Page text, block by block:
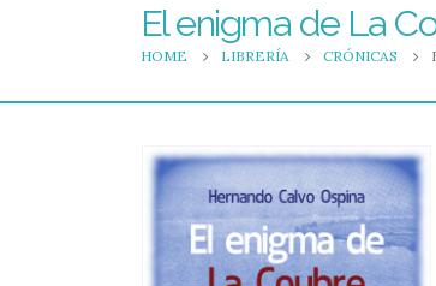
El enigma de La
HOME LIBRERÍA CRÓNICAS